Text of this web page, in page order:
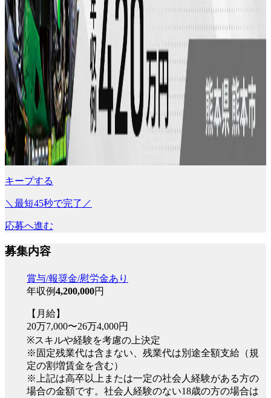
キープする
＼最短45秒で完了／
応募へ進む
募集内容
賞与/報奨金/慰労金あり
年収例4,200,000円
【月給】
20万7,000〜26万4,000円
※スキルや経験を考慮の上決定
※固定残業代は含まない、残業代は別途全額支給（規
定の割増賃金を含む）
※上記は高卒以上または一定の社会人経験がある方の
場合の金額です。社会人経験のない18歳の方の場合は